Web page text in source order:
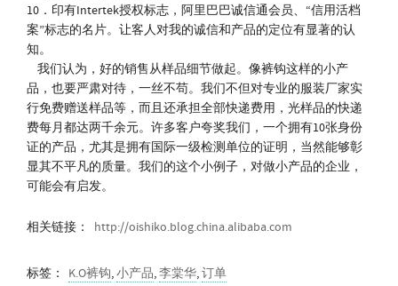
10．印有Intertek授权标志，阿里巴巴诚信通会员、“信用活档
案”标志的名片。让客人对我的诚信和产品的定位有显著的认
知。
我们认为，好的销售从样品细节做起。像裤钩这样的小产
品，也要严肃对待，一丝不苟。我们不但对专业的服装厂家实
行免费赠送样品等，而且还承担全部快递费用，光样品的快递
费每月都达两千余元。许多客户夸奖我们，一个拥有10张身份
证的产品，尤其是拥有国际一级检测单位的证明，当然能够彰
显其不平凡的质量。我们的这个小例子，对做小产品的企业，
可能会有启发。
相关链接： http://oishiko.blog.china.alibaba.com
标签： K.O裤钩,小产品,李棠华,订单